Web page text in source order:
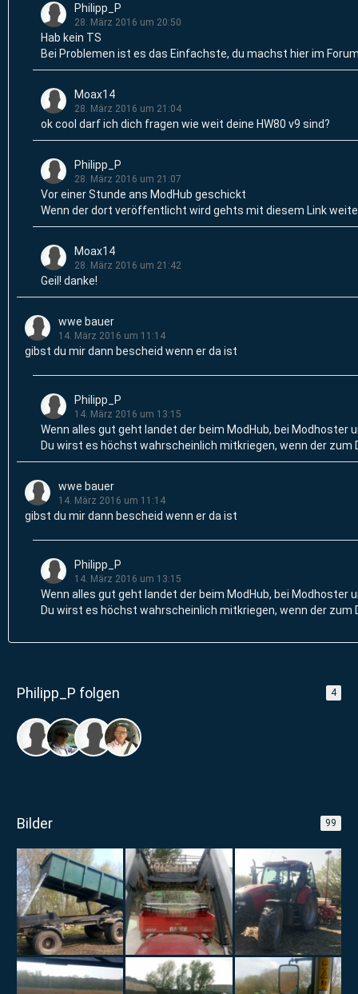
Philipp_P
28. März 2016 um 20:50
Hab kein TS
Bei Problemen ist es das Einfachste, du machst hier im
Moax14
28. März 2016 um 21:04
ok cool darf ich dich fragen wie weit deine HW80 v9 sind?
Philipp_P
28. März 2016 um 21:07
Vor einer Stunde ans ModHub geschickt
Wenn der dort veröffentlicht wird gehts mit diesem Link
Moax14
28. März 2016 um 21:42
Geil! danke!
wwe bauer
14. März 2016 um 11:14
gibst du mir dann bescheid wenn er da ist
Philipp_P
14. März 2016 um 13:15
Wenn alles gut geht landet der beim ModHub, bei Modhoster
Du wirst es höchst wahrscheinlich mitkriegen, wenn der zum
wwe bauer
14. März 2016 um 11:14
gibst du mir dann bescheid wenn er da ist
Philipp_P
14. März 2016 um 13:15
Wenn alles gut geht landet der beim ModHub, bei Modhoster
Du wirst es höchst wahrscheinlich mitkriegen, wenn der zum
Philipp_P folgen 4
Bilder 99